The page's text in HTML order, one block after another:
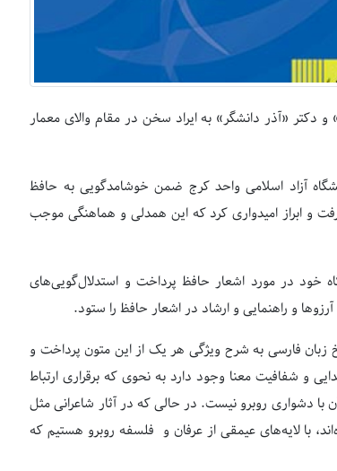
دکتر «آذر دانشگر» به ایراد سخن در مقام والای معمار
آزاد اسلامی واحد کرج ضمن خوشامدگویی به حافظ
و ابراز امیدواری کرد که این همدلی و هماهنگی موجب
خود در مورد اشعار حافظ پرداخت و استدلال‌گویی‌های
و راهنمایی و ارشاد در اشعار حافظ را ستود.
زبان فارسی به شرح ویژگی هر یک از این متون پرداخت و
و شفافیت معنا وجود دارد به نحوی که برقراری ارتباط
دشواری روبرو نیست. در حالی که در آثار شاعرانی مثل
با لایه‌های عیمقی از عرفان و فلسفه روبرو هستیم که